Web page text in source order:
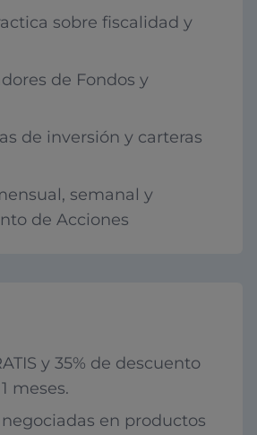
sobre fiscalidad y
de Fondos y
de inversión y carteras
semanal y
de Acciones
y 35% de descuento
meses.
en productos